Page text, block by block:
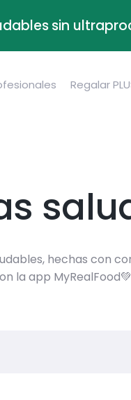
sin
Regalar
hechas con
la app MyRealFood💚